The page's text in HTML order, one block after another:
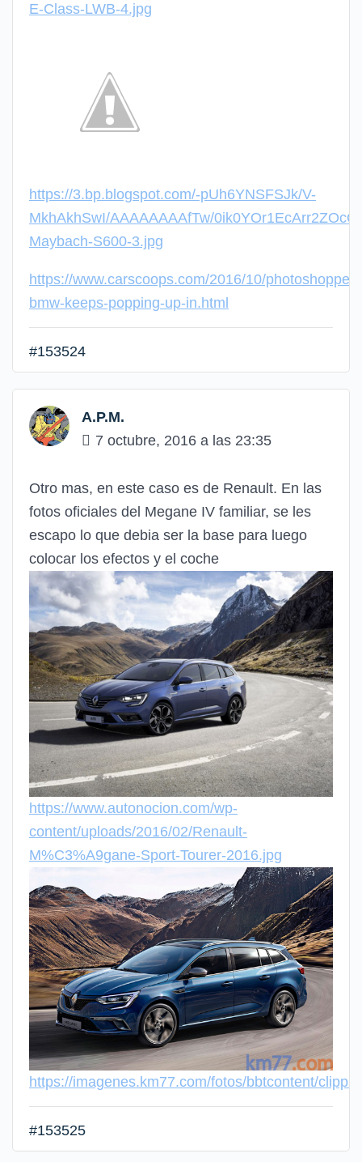
E-Class-LWB-4.jpg
https://3.bp.blogspot.com/-pUh6YNSFSJk/V-
MkhAkhSwI/AAAAAAAAfTw/
Maybach-S600-3.jpg
https://www.carscoops.com/2016/10/photoshopped-
bmw-keeps-popping-up-in.html
#153524
A.P.M.
7 octubre, 2016 a las 23:35
Otro mas, en este caso es de Renault. En las
fotos oficiales del Megane IV familiar, se les
escapo lo que debia ser la base para luego
colocar los efectos y el coche
https://www.autonocion.com/wp-
content/uploads/2016/02/Renault-
M%C3%A9gane-Sport-Tourer-2016.jpg
https://imagenes.km77.com/fotos/bbtcontent/
#153525